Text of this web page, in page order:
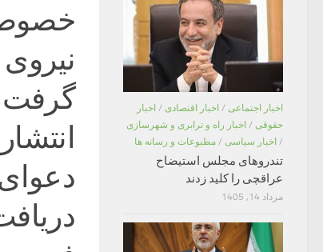
گرفت
اخبار اجتماعی / اخبار اقتصادی / اخبار
حقوقی / اخبار راه و ترابری و شهرسازی
/ اخبار سیاسی / مطبوعات و رسانه ها
تندروهای مجلس استیضاح
عراقچی را کلید زدند
مرداد 14, 1405